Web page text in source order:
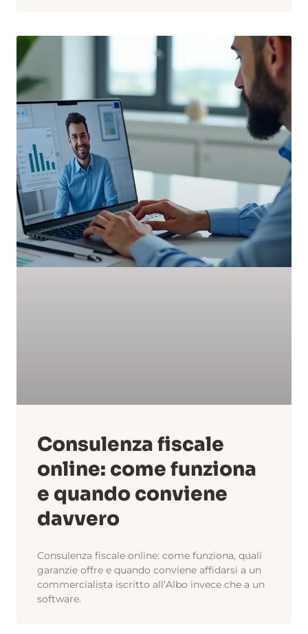
Consulenza fiscale
online: come funziona
e quando conviene
davvero
Consulenza fiscale online: come funziona, quali
garanzie offre e quando conviene affidarsi a un
commercialista iscritto all’Albo invece che a un
software.